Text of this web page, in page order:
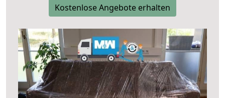
Kostenlose Angebote erhalten